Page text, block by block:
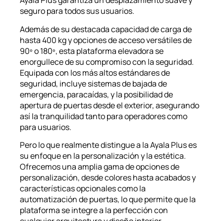
seguro para todos sus usuarios.
Además de su destacada capacidad de carga de
hasta 400 kg y opciones de acceso versátiles de
90º o 180º, esta plataforma elevadora se
enorgullece de su compromiso con la seguridad.
Equipada con los más altos estándares de
seguridad, incluye sistemas de bajada de
emergencia, paracaídas, y la posibilidad de
apertura de puertas desde el exterior, asegurando
así la tranquilidad tanto para operadores como
para usuarios.
Pero lo que realmente distingue a la Ayala Plus es
su enfoque en la personalización y la estética.
Ofrecemos una amplia gama de opciones de
personalización, desde colores hasta acabados y
características opcionales como la
automatización de puertas, lo que permite que la
plataforma se integre a la perfección con